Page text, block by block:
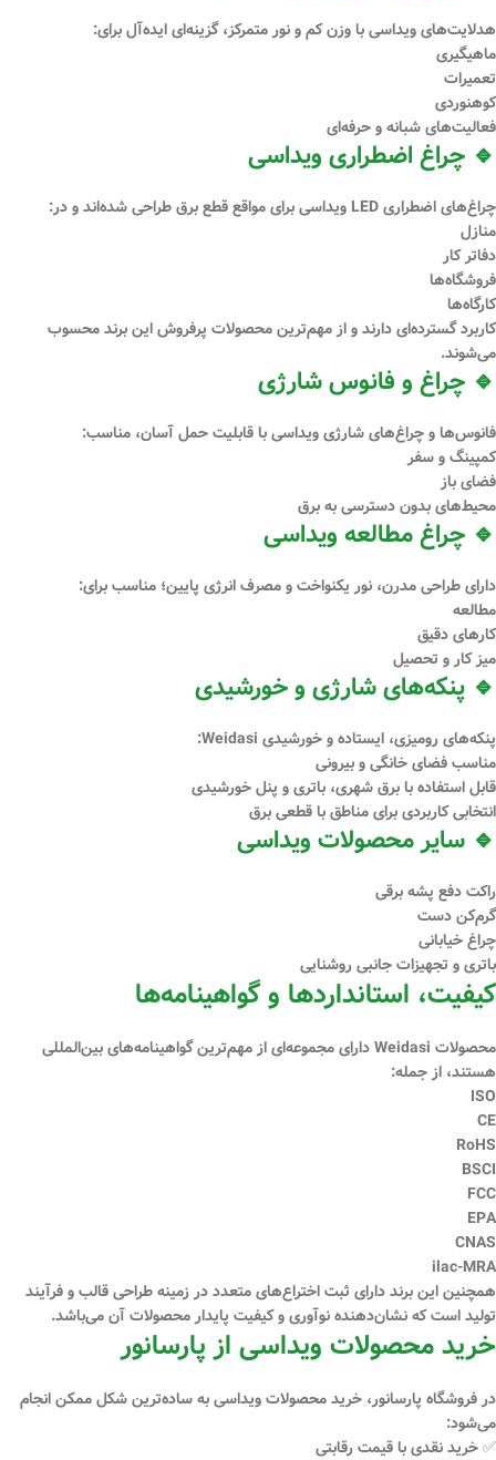
هدلایت‌های ویداسی با وزن کم و نور متمرکز، گزینه‌ای ایده‌آل برای:
ماهیگیری
تعمیرات
کوهنوردی
فعالیت‌های شبانه و حرفه‌ای
🔹 چراغ اضطراری ویداسی
چراغ‌های اضطراری LED ویداسی برای مواقع قطع برق طراحی شده‌اند و در:
منازل
دفاتر کار
فروشگاه‌ها
کارگاه‌ها
کاربرد گسترده‌ای دارند و از مهم‌ترین محصولات پرفروش این برند محسوب
می‌شوند.
🔹 چراغ و فانوس شارژی
فانوس‌ها و چراغ‌های شارژی ویداسی با قابلیت حمل آسان، مناسب:
کمپینگ و سفر
فضای باز
محیط‌های بدون دسترسی به برق
🔹 چراغ مطالعه ویداسی
دارای طراحی مدرن، نور یکنواخت و مصرف انرژی پایین؛ مناسب برای:
مطالعه
کارهای دقیق
میز کار و تحصیل
🔹 پنکه‌های شارژی و خورشیدی
پنکه‌های رومیزی، ایستاده و خورشیدی Weidasi:
مناسب فضای خانگی و بیرونی
قابل استفاده با برق شهری، باتری و پنل خورشیدی
انتخابی کاربردی برای مناطق با قطعی برق
🔹 سایر محصولات ویداسی
راکت دفع پشه برقی
گرم‌کن دست
چراغ خیابانی
باتری و تجهیزات جانبی روشنایی
کیفیت، استانداردها و گواهینامه‌ها
محصولات Weidasi دارای مجموعه‌ای از
مهم‌ترین گواهینامه‌های بین‌المللی
هستند، از جمله:
ISO
CE
RoHS
BSCI
FCC
EPA
CNAS
ilac-MRA
همچنین این برند دارای ثبت اختراع‌های متعدددر زمینه طراحی قالب و فرآیند
تولید است که نشان‌دهنده نوآوری و کیفیت پایدار محصولات آن می‌باشد.
خرید محصولات ویداسی از پارسانور
در فروشگاه پارسانور، خرید محصولات ویداسی به ساده‌ترین شکل ممکن انجام
می‌شود:
✅ خریدنقدیبا قیمت رقابتی